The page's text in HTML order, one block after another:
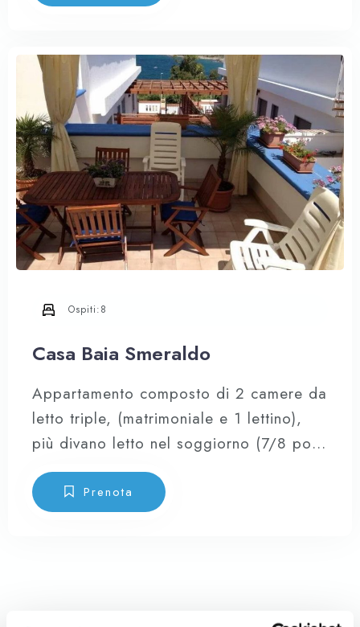
della poltrona letto + sofà letto nel
completi, magnifica terrazza,
completamente attrezzata con
spettacolare vista sulla Baia.
Casa Baia Smeraldo
Appartamento composto di 2 camere da
letto triple, (matrimoniale e 1 lettino),
più divano letto nel soggiorno (7/8 posti
letto), cucina a vista attrezzata provvista
di forno, forno microonde, frigo
combinato e di tutte le stoviglie,
Ospiti:8
Prenota